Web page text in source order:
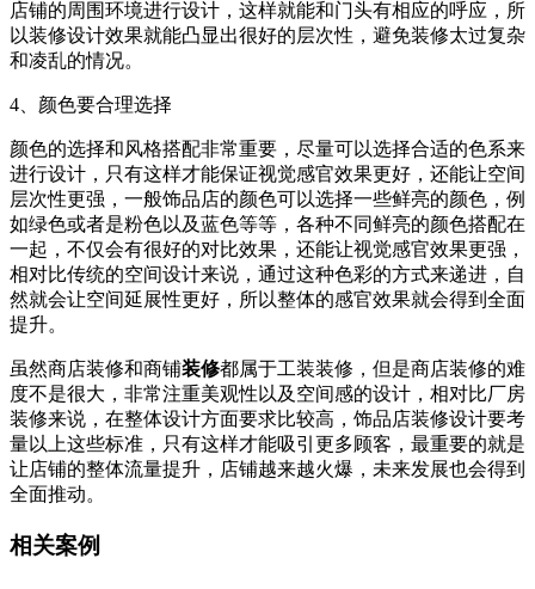
店铺的周围环境进行设计，这样就能和门头有相应的呼应，所
以装修设计效果就能凸显出很好的层次性，避免装修太过复杂
和凌乱的情况。
4、颜色要合理选择
颜色的选择和风格搭配非常重要，尽量可以选择合适的色系来
进行设计，只有这样才能保证视觉感官效果更好，还能让空间
层次性更强，一般饰品店的颜色可以选择一些鲜亮的颜色，例
如绿色或者是粉色以及蓝色等等，各种不同鲜亮的颜色搭配在
一起，不仅会有很好的对比效果，还能让视觉感官效果更强，
相对比传统的空间设计来说，通过这种色彩的方式来递进，自
然就会让空间延展性更好，所以整体的感官效果就会得到全面
提升。
虽然商店装修和商铺装修都属于工装装修，但是商店装修的难
度不是很大，非常注重美观性以及空间感的设计，相对比厂房
装修来说，在整体设计方面要求比较高，饰品店装修设计要考
量以上这些标准，只有这样才能吸引更多顾客，最重要的就是
让店铺的整体流量提升，店铺越来越火爆，未来发展也会得到
全面推动。
相关案例